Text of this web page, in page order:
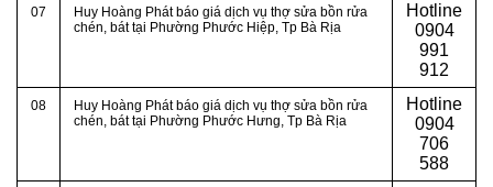
07
Huy Hoàng Phát báo giá dịch vụ thợ sửa bồn rửa
chén, bát tại Phường Phước Hiệp, Tp Bà Rịa
Hotline
0904
991
912
08
Huy Hoàng Phát báo giá dịch vụ thợ sửa bồn rửa
chén, bát tại Phường Phước Hưng, Tp Bà Rịa
Hotline
0904
706
588